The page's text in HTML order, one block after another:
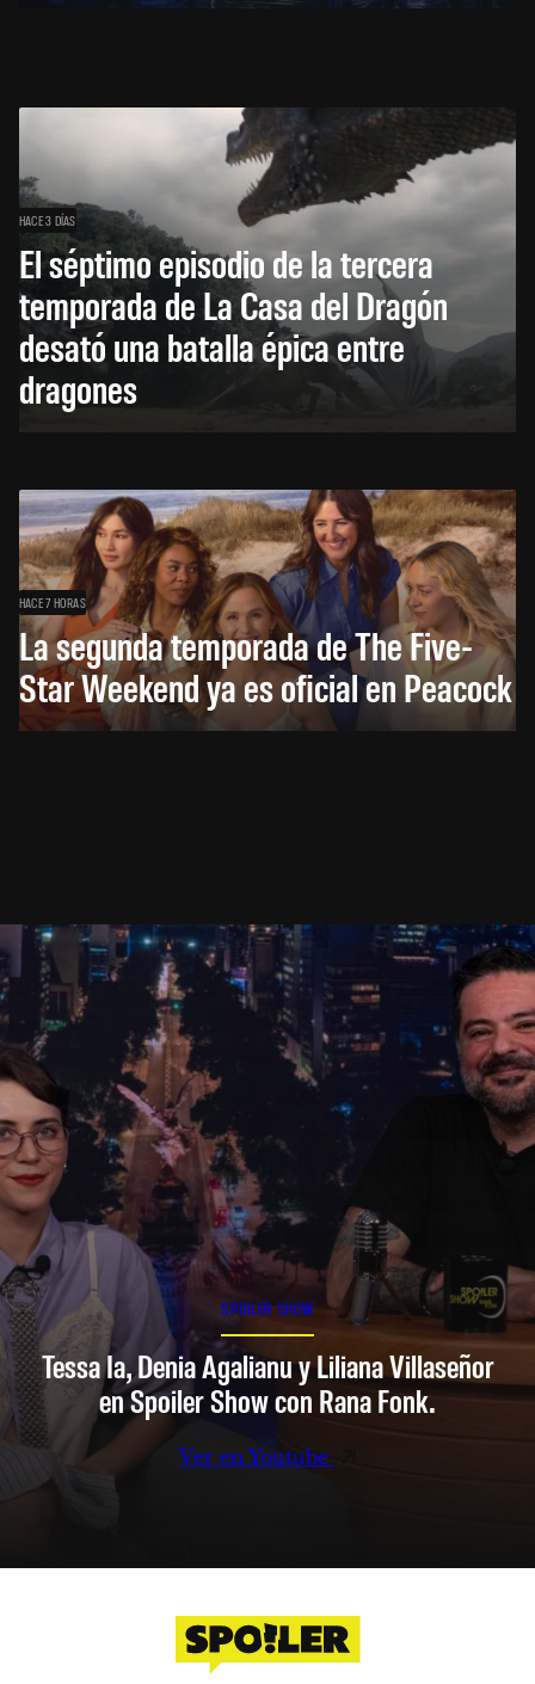
HACE 3 DÍAS
El séptimo episodio de la tercera
temporada de La Casa del Dragón
desató una batalla épica entre
dragones
HACE 7 HORAS
La segunda temporada de The Five-
Star Weekend ya es oficial en Peacock
SPOILER SHOW
Tessa Ia, Denia Agalianu y Liliana Villaseñor
en Spoiler Show con Rana Fonk.
Ver en Youtube